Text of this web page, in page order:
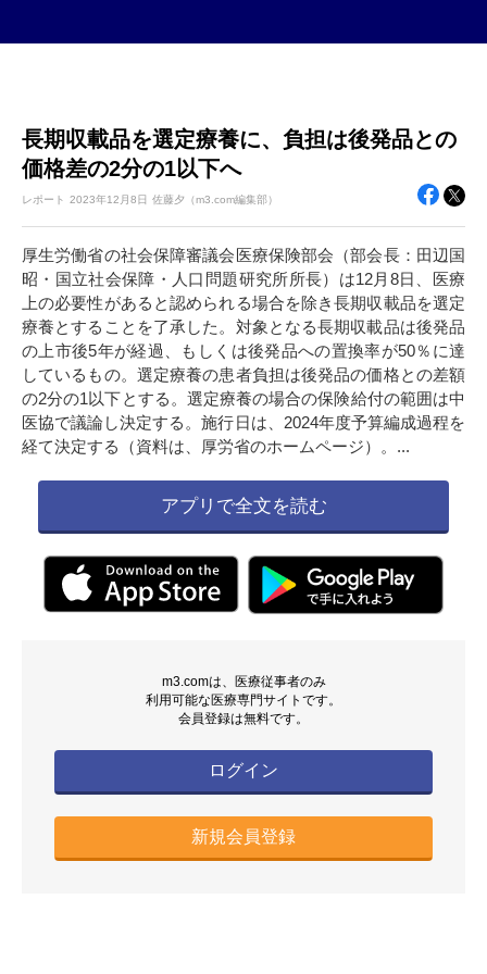
長期収載品を選定療養に、負担は後発品との
価格差の2分の1以下へ
レポート 2023年12月8日 佐藤夕（m3.com編集部）
厚生労働省の社会保障審議会医療保険部会（部会長：田辺国
昭・国立社会保障・人口問題研究所所長）は12月8日、医療
上の必要性があると認められる場合を除き長期収載品を選定
療養とすることを了承した。対象となる長期収載品は後発品
の上市後5年が経過、もしくは後発品への置換率が50％に達
しているもの。選定療養の患者負担は後発品の価格との差額
の2分の1以下とする。選定療養の場合の保険給付の範囲は中
医協で議論し決定する。施行日は、2024年度予算編成過程を
経て決定する（資料は、厚労省のホームページ）。...
アプリで全文を読む
m3.comは、医療従事者のみ
利用可能な医療専門サイトです。
会員登録は無料です。
ログイン
新規会員登録